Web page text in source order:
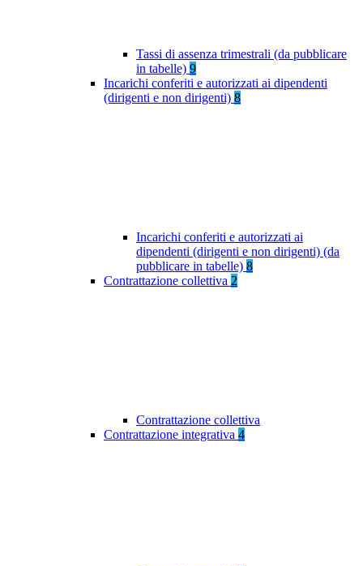
Tassi di assenza trimestrali (da pubblicare
in tabelle) 9
Incarichi conferiti e autorizzati ai dipendenti
(dirigenti e non dirigenti) 8
Incarichi conferiti e autorizzati ai
dipendenti (dirigenti e non dirigenti) (da
pubblicare in tabelle) 8
Contrattazione collettiva 2
Contrattazione collettiva
Contrattazione integrativa 4